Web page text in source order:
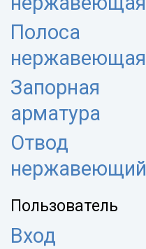
Полоса
нержавеющая
Запорная
арматура
Отвод
нержавеющий
Пользователь
Вход